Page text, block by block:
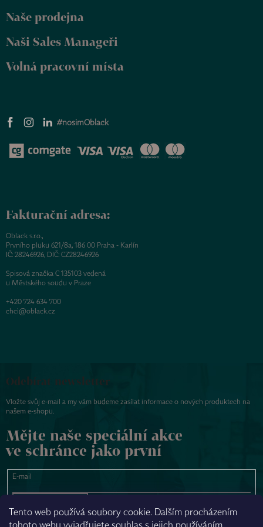
Tento web používá soubory cookie. Dalším procházením
Naše prodejna
Naši Sales Manageři
Volná pracovní místa
#nosimOblack
Fakturační adresa:
Oblack s.r.o.,
Prvního pluku 621/8a, 186 00 Praha - Karlín
IČ: 28246926, DIČ: CZ28246926
Spisová značka C 135103 vedená
u Městského soudu v Praze
+420 724 634 700
chci@oblack.cz
Odebírat newsletter
Vložte svůj e-mail a my vám budeme zasílat informace o nových produktech na
našem e-shopu.
Mějte naše speciální akce
ve schránce jako první
E-mail